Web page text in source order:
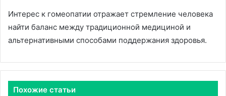
Интерес к гомеопатии отражает стремление человека
найти баланс между традиционной медициной и
альтернативными способами поддержания здоровья.
Похожие статьи